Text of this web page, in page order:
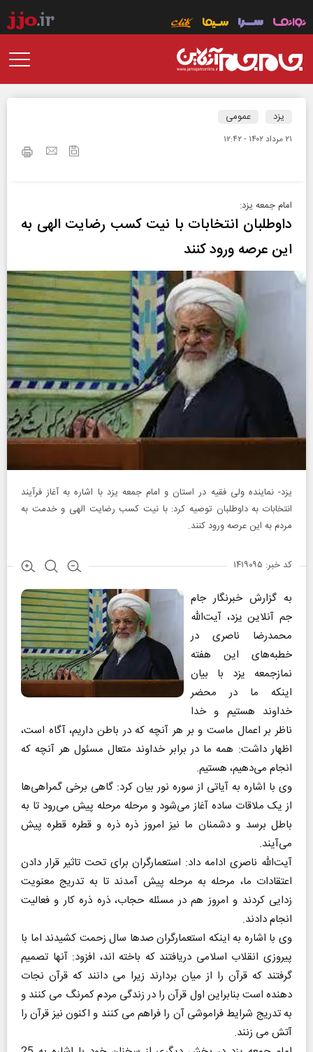
یزد عمومی
۲۱ مرداد ۱۴۰۲ - ۱۲:۴۲
امام جمعه یزد:
داوطلبان انتخابات با نیت کسب رضایت الهی به
این عرصه ورود کنند
یزد- نماینده ولی فقیه در استان و امام جمعه یزد با اشاره به آغاز فرآیند
انتخابات به داوطلبان توصیه کرد: با نیت کسب رضایت الهی و خدمت به
مردم به این عرصه ورود کنند.
کد خبر: ۱۴۱۹۰۹۵
به گزارش خبرنگار جام
جم آنلاین یزد، آیت‌الله
محمدرضا ناصری در
خطبه‌های این هفته
نمازجمعه یزد با بیان
اینکه ما در محضر
خداوند هستیم و خدا
ناظر بر اعمال ماست و بر هر آنچه که در باطن داریم، آگاه است،
اظهار داشت: همه ما در برابر خداوند متعال مسئول هر آنچه که
انجام می‌دهیم، هستیم.
وی با اشاره به آیاتی از سوره نور بیان کرد: گاهی برخی گمراهی‌ها
از یک ملاقات ساده آغاز می‌شود و مرحله مرحله پیش می‌رود تا به
باطل برسد و دشمنان ما نیز امروز ذره ذره و قطره قطره پیش
می‌آیند.
آیت‌الله ناصری ادامه داد: استعمارگران برای تحت تاثیر قرار دادن
اعتقادات ما، مرحله به مرحله پیش آمدند تا به تدریج معنویت
زدایی کردند و امروز هم در مسئله حجاب، ذره ذره کار و فعالیت
انجام دادند.
وی با اشاره به اینکه استعمارگران صدها سال زحمت کشیدند اما با
پیروزی انقلاب اسلامی دریافتند که باخته اند، افزود: آنها تصمیم
گرفتند که قرآن را از میان بردارند زیرا می دانند که قرآن نجات
دهنده است بنابراین اول قرآن را در زندگی مردم کمرنگ می کنند و
به تدریج شرایط فراموشی آن را فراهم می کنند و اکنون نیز قرآن را
آتش می زنند.